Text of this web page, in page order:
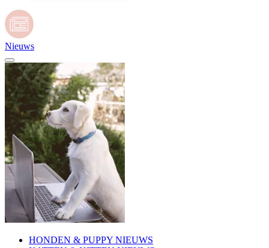
Nieuws
HONDEN & PUPPY NIEUWS